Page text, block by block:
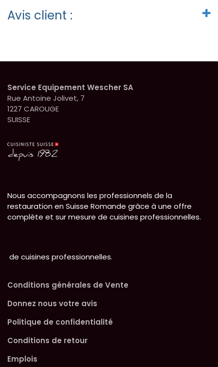
Avis client :
Service Equipement Wescher SA
Rue Antoine Jolivet, 7
1227 CAROUGE
SUISSE
Nous accompagnons les professionnels de la
restauration en Suisse Romande grâce à une offre
complète et sur mesure de cuisines professionnelles.
de cuisines professionnelles.
Conditions générales de Vente
Donnez nous votre avis
Politique de confidentialité
Conditions de retour
Emplois